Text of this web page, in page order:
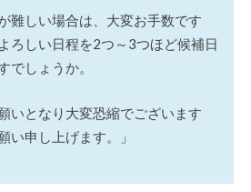
難しい場合は、大変お手数です
ろしい日程を2つ～3つほど候補日
でしょうか。
いとなり大変恐縮でございます
い申し上げます。」